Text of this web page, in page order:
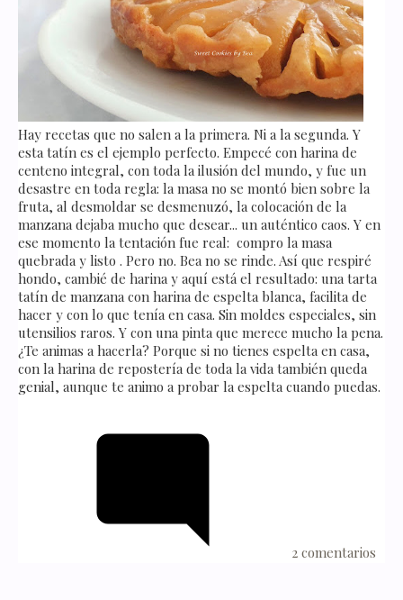
Hay recetas que no salen a la primera. Ni a la segunda. Y
esta tatín es el ejemplo perfecto. Empecé con harina de
centeno integral, con toda la ilusión del mundo, y fue un
desastre en toda regla: la masa no se montó bien sobre la
fruta, al desmoldar se desmenuzó, la colocación de la
manzana dejaba mucho que desear... un auténtico caos. Y en
ese momento la tentación fue real: compro la masa
quebrada y listo . Pero no. Bea no se rinde. Así que respiré
hondo, cambié de harina y aquí está el resultado: una tarta
tatín de manzana con harina de espelta blanca, facilita de
hacer y con lo que tenía en casa. Sin moldes especiales, sin
utensilios raros. Y con una pinta que merece mucho la pena.
¿Te animas a hacerla? Porque si no tienes espelta en casa,
con la harina de repostería de toda la vida también queda
genial, aunque te animo a probar la espelta cuando puedas.
2 comentarios